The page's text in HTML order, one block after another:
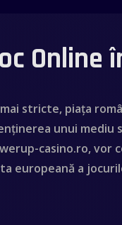
Online
stricte, piața
unui mediu
casino.ro, vor
europeană a